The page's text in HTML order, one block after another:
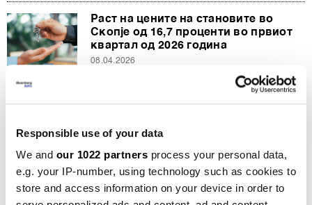
Responsible use of your data
We and our 1022 partners process your personal data,
e.g. your IP-number, using technology such as cookies to
store and access information on your device in order to
Раст на цените на становите во
Скопје од 16,7 проценти во првиот
квартал од 2026 година
08.04.2026
Во должнички вртлог – пет вести на
СИТЕ НОВОСТИ ОД РУБРИКАТА ЕКОНОМИЈА